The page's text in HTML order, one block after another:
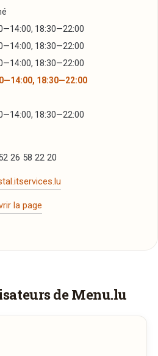
18:30—22:00
18:30—22:00
18:30—22:00
18:30—22:00
18:30—22:00
26 58 22 20
la page
11,70€
être livré ?
et vous voudriez
la maison ? Ce restaurant
la livraison en ligne.
de Menu.lu